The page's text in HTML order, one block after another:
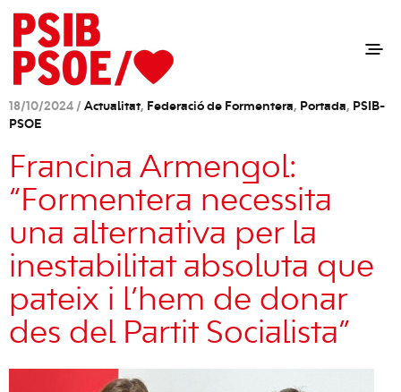
18/10/2024 / Actualitat, Federació de Formentera, Portada, PSIB-
PSOE
Francina Armengol:
“Formentera necessita
una alternativa per la
inestabilitat absoluta que
pateix i l’hem de donar
des del Partit Socialista”